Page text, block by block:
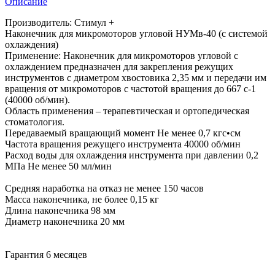
Производитель: Стимул +
Наконечник для микромоторов угловой НУМв-40 (с системой
охлаждения)
Применение: Наконечник для микромоторов угловой с
охлаждением предназначен для закрепления режущих
инструментов с диаметром хвостовика 2,35 мм и передачи им
вращения от микромоторов с частотой вращения до 667 с-1
(40000 об/мин).
Область применения – терапевтическая и ортопедическая
стоматология.
Передаваемый вращающий момент Не менее 0,7 кгс•см
Частота вращения режущего инструмента 40000 об/мин
Расход воды для охлаждения инструмента при давлении 0,2
МПа Не менее 50 мл/мин
Средняя наработка на отказ не менее 150 часов
Масса наконечника, не более 0,15 кг
Длина наконечника 98 мм
Диаметр наконечника 20 мм
Гарантия 6 месяцев